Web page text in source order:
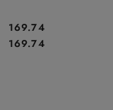
Cena:
169.74
Cena:
169.74